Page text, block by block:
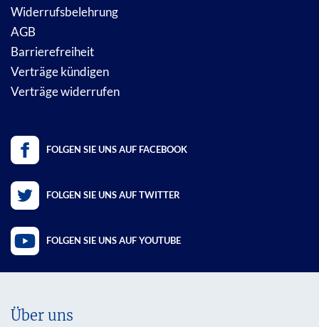
Widerrufsbelehrung
AGB
Barrierefreiheit
Verträge kündigen
Verträge widerrufen
FOLGEN SIE UNS AUF FACEBOOK
FOLGEN SIE UNS AUF TWITTER
FOLGEN SIE UNS AUF YOUTUBE
Über uns